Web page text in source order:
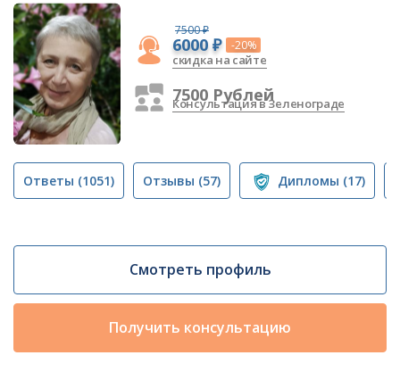
7500 ₽
6000 ₽ -20%
скидка на сайте
7500 Рублей
Консультация в Зеленограде
Ответы (1051) Отзывы (57) Дипломы (17)
Смотреть профиль
Получить консультацию